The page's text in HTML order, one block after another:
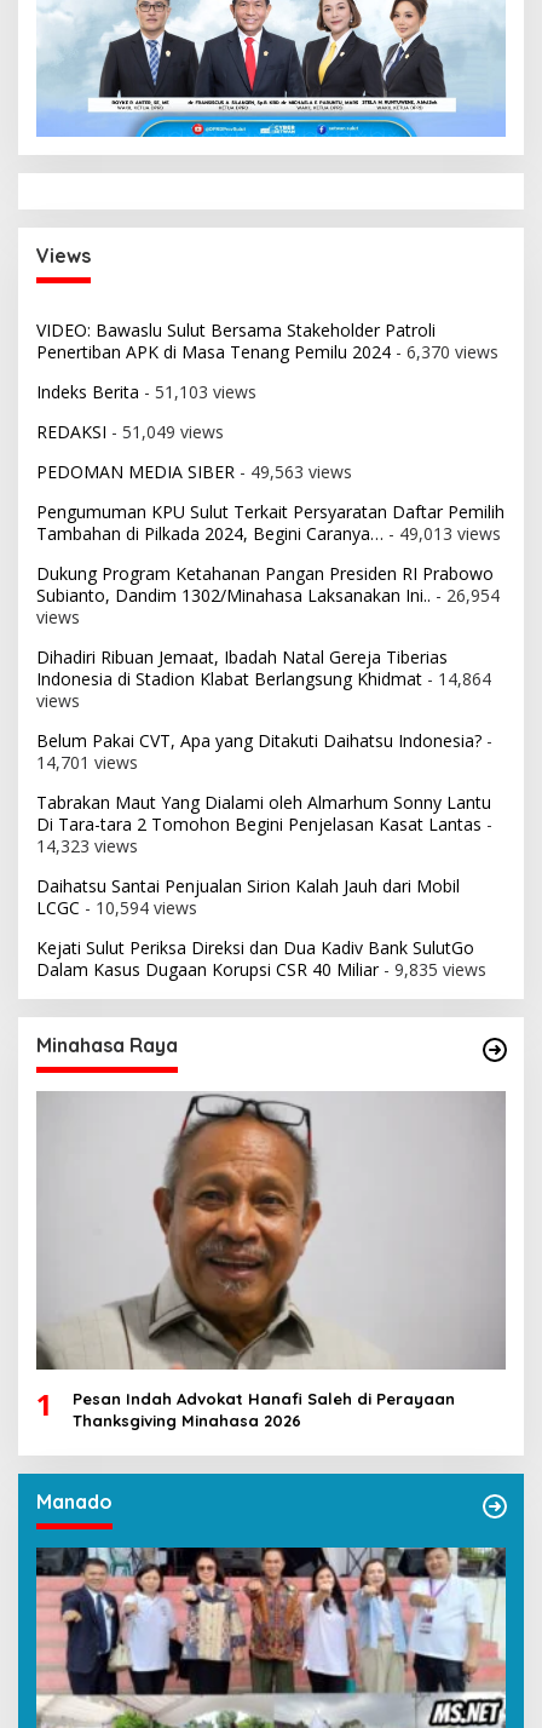
Views
VIDEO: Bawaslu Sulut Bersama Stakeholder Patroli
Penertiban APK di Masa Tenang Pemilu 2024 - 6,370 views
Indeks Berita - 51,103 views
REDAKSI - 51,049 views
PEDOMAN MEDIA SIBER - 49,563 views
Pengumuman KPU Sulut Terkait Persyaratan Daftar Pemilih
Tambahan di Pilkada 2024, Begini Caranya… - 49,013 views
Dukung Program Ketahanan Pangan Presiden RI Prabowo
Subianto, Dandim 1302/Minahasa Laksanakan Ini.. - 26,954
views
Dihadiri Ribuan Jemaat, Ibadah Natal Gereja Tiberias
Indonesia di Stadion Klabat Berlangsung Khidmat - 14,864
views
Belum Pakai CVT, Apa yang Ditakuti Daihatsu Indonesia? -
14,701 views
Tabrakan Maut Yang Dialami oleh Almarhum Sonny Lantu
Di Tara-tara 2 Tomohon Begini Penjelasan Kasat Lantas -
14,323 views
Daihatsu Santai Penjualan Sirion Kalah Jauh dari Mobil
LCGC - 10,594 views
Kejati Sulut Periksa Direksi dan Dua Kadiv Bank SulutGo
Dalam Kasus Dugaan Korupsi CSR 40 Miliar- 9,835 views
Minahasa Raya
1
Pesan Indah Advokat Hanafi Saleh di Perayaan
Thanksgiving Minahasa 2026
Manado